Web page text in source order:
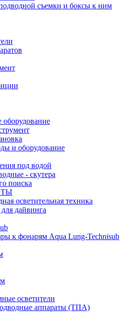
съемки и боксы к ним
оборудование
и оборудование
под водой
- скутера
поиска
осветительная техника
дайвинга
к фонарям Aqua Lung-Technisub
осветители
аппараты (ТПА)